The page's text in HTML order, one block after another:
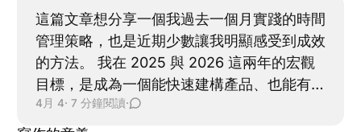
息問我來不來。我才重新想了一次：Wait，參
加這場活動又不是為了贏。 跟同學們聚在一
起，本身就很開心，好像也不用想那麼多。
再加上老師過去也曾跟我聊過，他對我的個性
有哪些觀察，也給過我一些寫作上的建議。我
切換。 我只需要專注地與眼前的旅伴相處。
走路、吃飯、發呆、看風景。 每一件事都能
自然地延展，不需要刻意被壓縮。 那是一種
節奏完全掌握在自己手上的狀態。 回歸日常
4/25: 回到台灣，面對著排山倒海的工作量與
這篇文章想分享一個我過去一個月實踐的時間
管理策略，也是近期少數讓我明顯感受到成效
的方法。 我在 2025 與 2026 這兩年的宏觀
目標，是成為一個能快速建構產品、也能有效
驗證市場的軟體工程師。 而要走向這個目
標，我有兩個面向必須同時兼顧：一是打造出
4月 4· 7 分鐘閱讀·